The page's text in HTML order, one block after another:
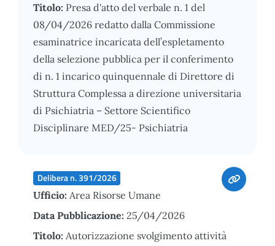
Titolo: Presa d'atto del verbale n. 1 del
08/04/2026 redatto dalla Commissione
esaminatrice incaricata dell’espletamento
della selezione pubblica per il conferimento
di n. 1 incarico quinquennale di Direttore di
Struttura Complessa a direzione universitaria
di Psichiatria – Settore Scientifico
Disciplinare MED/25- Psichiatria
Delibera n. 391/2026
Ufficio: Area Risorse Umane
Data Pubblicazione: 25/04/2026
Titolo: Autorizzazione svolgimento attività